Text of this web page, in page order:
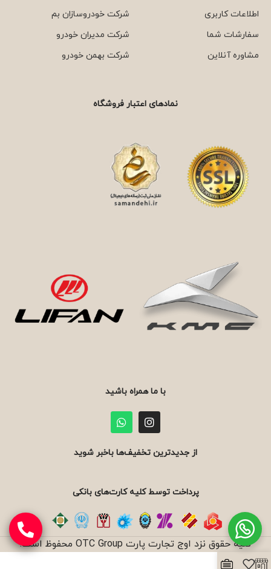
اطلاعات کاربری
سفارشات شما
مشاوره آنلاین
شرکت خودروسازان بم
شرکت مدیران خودرو
شرکت بهمن خودرو
نمادهای اعتبار فروشگاه
با ما همراه باشید
از جدیدترین تخفیف‌ها باخبر شوید
پرداخت توسط کلیه کارت‌های بانکی
کلیه حقوق نزد اوج تجارت پارت OTC Group محفوظ است.